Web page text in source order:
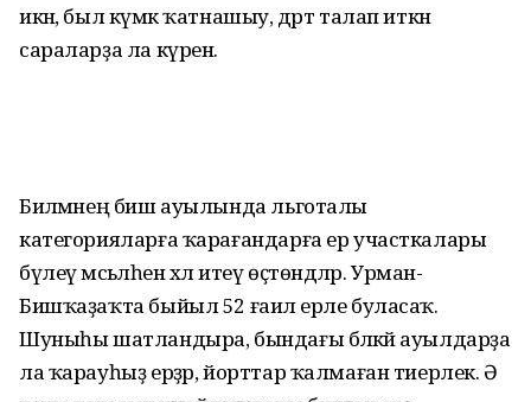
икән, был күмәк ҡатнашыу, дәрт талап иткән
сараларҙа ла күренә.
Биләмәнең биш ауылында льготалы
категорияларға ҡарағандарға ер участкалары
бүлеү мәсьәләһен хәл итеү өҫтөндәләр. Урман-
Бишҡаҙаҡта быйыл 52 ғаилә ерле буласаҡ.
Шуныһы шатландыра, бындағы бәләкәй ауылдарҙа
ла ҡарауһыҙ ерҙәр, йорттар ҡалмаған тиерлек. Ә